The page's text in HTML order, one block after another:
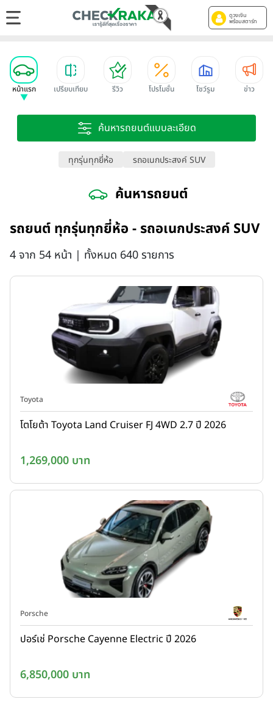
ดูวงเงิน
พร้อมสตาร์ท
หน้าแรก เปรียบเทียบ รีวิว โปรโมชั่น โชว์รูม ข่าว
ค้นหารถยนต์แบบละเอียด
ทุกรุ่นทุกยี่ห้อ รถอเนกประสงค์ SUV
ค้นหารถยนต์
รถยนต์ ทุกรุ่นทุกยี่ห้อ - รถอเนกประสงค์ SUV
4 จาก 54 หน้า | ทั้งหมด 640 รายการ
Toyota
โตโยต้า Toyota Land Cruiser FJ 4WD 2.7 ปี 2026
1,269,000 บาท
Porsche
ปอร์เช่ Porsche Cayenne Electric ปี 2026
6,850,000 บาท